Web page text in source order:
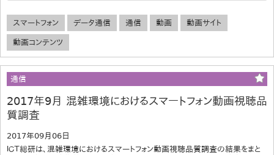
スマートフォン データ通信 通信 動画 動画サイト
動画コンテンツ
通信
2017年9月 混雑環境におけるスマートフォン動画視聴品
質調査
2017年09月06日
ＩＣＴ総研は、混雑環境におけるスマートフォン動画視聴品質調査の結果をまと